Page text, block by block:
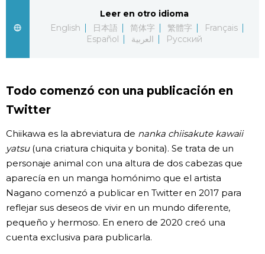
Fragmentos de Japón
Tokio
Avisos
Leer en otro idioma
English
日本語 简体字 繁體字
Français
Español
العربية Русский
Todo comenzó con una publicación en
Twitter
Chiikawa es la abreviatura de nanka chiisakute kawaii
yatsu(una criatura chiquita y bonita). Se trata de un
personaje animal con una altura de dos cabezas que
aparecía en un manga homónimo que el artista
Nagano comenzó a publicar en Twitter en 2017 para
reflejar sus deseos de vivir en un mundo diferente,
pequeño y hermoso. En enero de 2020 creó una
cuenta exclusiva para publicarla.